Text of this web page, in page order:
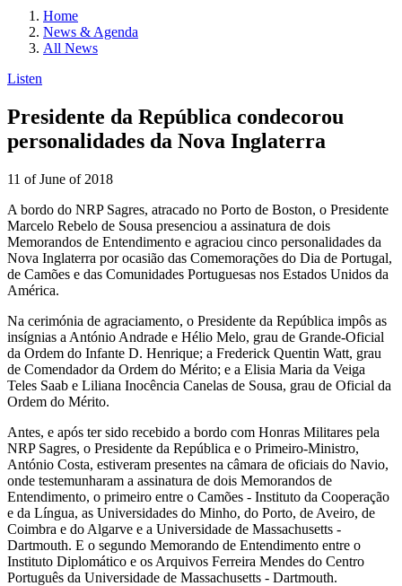
Home
News & Agenda
All News
Listen
Presidente da República condecorou
personalidades da Nova Inglaterra
11 of June of 2018
A bordo do NRP Sagres, atracado no Porto de Boston, o Presidente
Marcelo Rebelo de Sousa presenciou a assinatura de dois
Memorandos de Entendimento e agraciou cinco personalidades da
Nova Inglaterra por ocasião das Comemorações do Dia de Portugal,
de Camões e das Comunidades Portuguesas nos Estados Unidos da
América.
Na cerimónia de agraciamento, o Presidente da República impôs as
insígnias a António Andrade e Hélio Melo, grau de Grande-Oficial
da Ordem do Infante D. Henrique; a Frederick Quentin Watt, grau
de Comendador da Ordem do Mérito; e a Elisia Maria da Veiga
Teles Saab e Liliana Inocência Canelas de Sousa, grau de Oficial da
Ordem do Mérito.
Antes, e após ter sido recebido a bordo com Honras Militares pela
NRP Sagres, o Presidente da República e o Primeiro-Ministro,
António Costa, estiveram presentes na câmara de oficiais do Navio,
onde testemunharam a assinatura de dois Memorandos de
Entendimento, o primeiro entre o Camões - Instituto da Cooperação
e da Língua, as Universidades do Minho, do Porto, de Aveiro, de
Coimbra e do Algarve e a Universidade de Massachusetts -
Dartmouth. E o segundo Memorando de Entendimento entre o
Instituto Diplomático e os Arquivos Ferreira Mendes do Centro
Português da Universidade de Massachusetts - Dartmouth.